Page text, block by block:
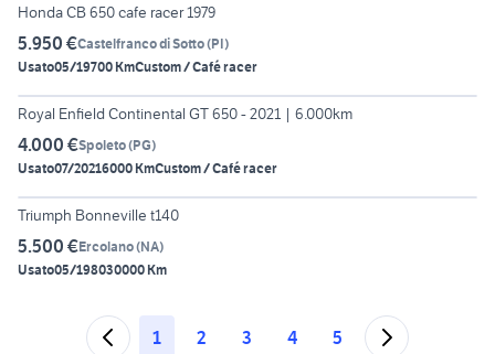
Honda CB 650 cafe racer 1979
5.950 €Castelfranco di Sotto(PI)
Usato05/19700 KmCustom / Café racer
6
Royal Enfield Continental GT 650 - 2021 | 6.000km
4.000 €Spoleto(PG)
Usato07/20216000 KmCustom / Café racer
6
Triumph Bonneville t140
5.500 €Ercolano(NA)
Usato05/198030000 Km
1 2 3 4 5